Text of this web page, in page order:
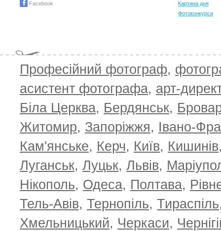
Facebook
Картина дня
Фотоконкурси
Професійний фотограф,
асистент фотографа, арт-
Біла Церква, Бердянськ,
Житомир, Запоріжжя, Івано-
Кам'янське, Керч, Київ, Кишинів
Луганськ, Луцьк, Львів,
Нікополь, Одеса, Полтава,
Тель-Авів, Тернопіль, Тираспіль
Хмельницький, Черкаси,